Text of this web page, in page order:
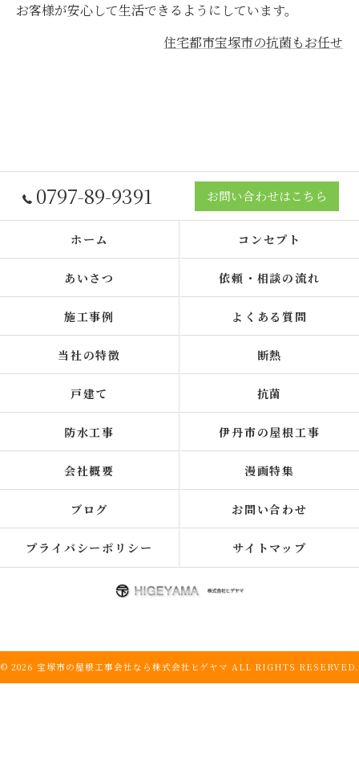
お客様が安心して生活できるようにしています。
住宅都市宝塚市の抗菌もお任せ
0797-89-9391 お問い合わせはこちら
ホーム コンセプト
あいさつ 依頼・相談の流れ
施工事例 よくある質問
当社の特徴 断熱
戸建て 抗菌
防水工事 伊丹市の屋根工事
会社概要 漫画特集
ブログ お問い合わせ
プライバシーポリシー サイトマップ
© 2026 宝塚市の屋根工事会社なら株式会社ヒゲヤマ ALL RIGHTS RESERVED.